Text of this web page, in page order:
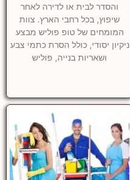
והסדר לבית או לדירה לאחר
שיפוץ, בכל רחבי הארץ. צוות
המומחים של טופ פוליש מבצע
ניקיון יסודי, כולל הסרת כתמי צבע
ושאריות בנייה, פוליש